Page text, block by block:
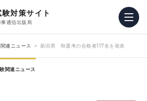
対策サイト
事通信出版局
連ニュース 新潟県 秋選考の合格者117名を発表
関連ニュース